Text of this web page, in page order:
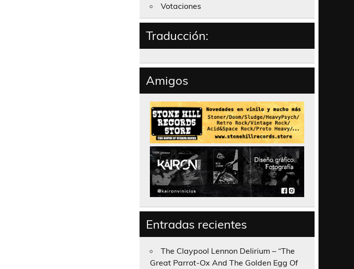
Votaciones
Traducción:
Amigos
Entradas recientes
The Claypool Lennon Delirium – “The
Great Parrot-Ox And The Golden Egg Of